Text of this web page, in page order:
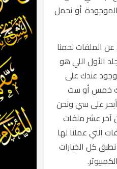
أو نحمل
الملفات لحمنا
الأول اللي هو
عندك على
خمس أو ست
على سي ونحن
آخر عشر ملفات
التي عملنا لها
كل الخيارات